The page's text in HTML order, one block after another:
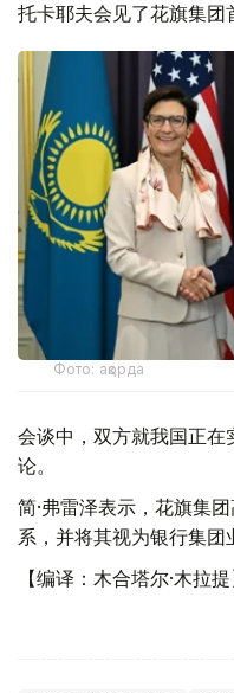
托卡耶夫会见了花旗集团
Фото: ақорда
会谈中，双方就我国正
论。
简·弗雷泽表示，花旗集
系，并将其视为银行集团
【编译：木合塔尔·木拉提